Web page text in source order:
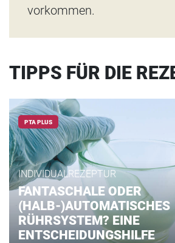
vorkommen.
TIPPS FÜR DIE
PTA PLUS
INDIVIDUALREZEPTUR
FANTASCHALE ODER
(HALB-)AUTOMATISCHES
RÜHRSYSTEM? EINE
ENTSCHEIDUNGSHILFE